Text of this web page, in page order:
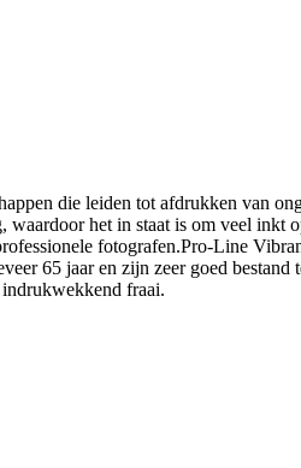
die leiden tot afdrukken van
het in staat is om veel inkt
fotografen.Pro-Line
65 jaar en zijn zeer goed
fraai.